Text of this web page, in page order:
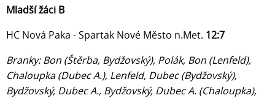
Mladší žáci B
HC Nová Paka - Spartak Nové Město n.Met. 12:7
Branky: Bon (Štěrba, Bydžovský), Polák, Bon (Lenfeld),
Chaloupka (Dubec A.), Lenfeld, Dubec (Bydžovský),
Bydžovský, Dubec A., Bydžovský, Dubec A. (Chaloupka),